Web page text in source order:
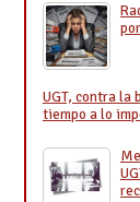
UGT, contra
tiempo a lo